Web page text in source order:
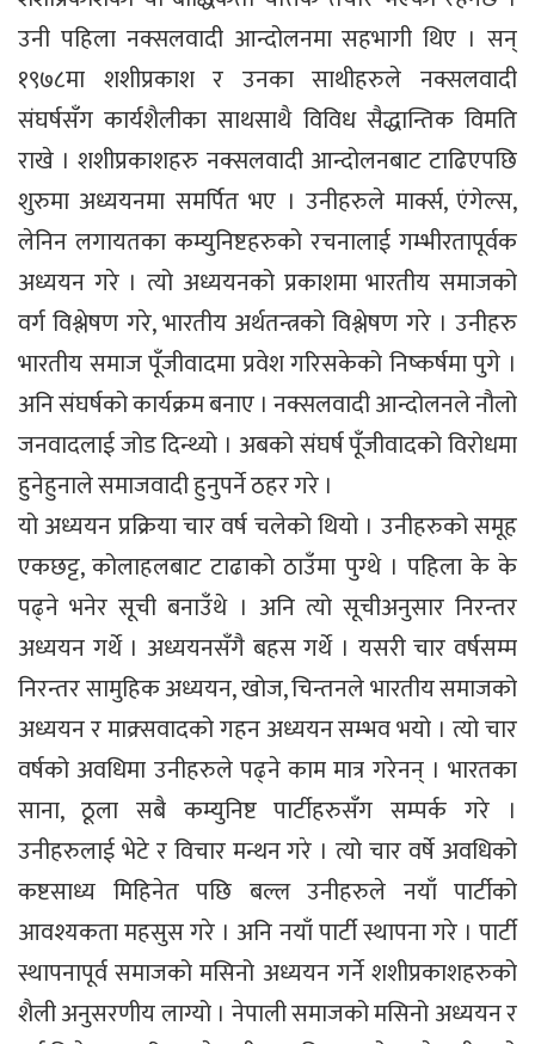
उनी पहिला नक्सलवादी आन्दोलनमा सहभागी थिए । सन्
१९७८मा शशीप्रकाश र उनका साथीहरुले नक्सलवादी
संघर्षसँग कार्यशैलीका साथसाथै विविध सैद्धान्तिक विमति
राखे । शशीप्रकाशहरु नक्सलवादी आन्दोलनबाट टाढिएपछि
शुरुमा अध्ययनमा समर्पित भए । उनीहरुले मार्क्स, एंगेल्स,
लेनिन लगायतका कम्युनिष्टहरुको रचनालाई गम्भीरतापूर्वक
अध्ययन गरे । त्यो अध्ययनको प्रकाशमा भारतीय समाजको
वर्ग विश्लेषण गरे, भारतीय अर्थतन्त्रको विश्लेषण गरे । उनीहरु
भारतीय समाज पूँजीवादमा प्रवेश गरिसकेको निष्कर्षमा पुगे ।
अनि संघर्षको कार्यक्रम बनाए । नक्सलवादी आन्दोलनले नौलो
जनवादलाई जोड दिन्थ्यो । अबको संघर्ष पूँजीवादको विरोधमा
हुनेहुनाले समाजवादी हुनुपर्ने ठहर गरे ।
यो अध्ययन प्रक्रिया चार वर्ष चलेको थियो । उनीहरुको समूह
एकछट्ट, कोलाहलबाट टाढाको ठाउँमा पुग्थे । पहिला के के
पढ्ने भनेर सूची बनाउँथे । अनि त्यो सूचीअनुसार निरन्तर
अध्ययन गर्थे । अध्ययनसँगै बहस गर्थे । यसरी चार वर्षसम्म
निरन्तर सामुहिक अध्ययन, खोज, चिन्तनले भारतीय समाजको
अध्ययन र माक्र्सवादको गहन अध्ययन सम्भव भयो । त्यो चार
वर्षको अवधिमा उनीहरुले पढ्ने काम मात्र गरेनन् । भारतका
साना, ठूला सबै कम्युनिष्ट पार्टीहरुसँग सम्पर्क गरे ।
उनीहरुलाई भेटे र विचार मन्थन गरे । त्यो चार वर्षे अवधिको
कष्टसाध्य मिहिनेत पछि बल्ल उनीहरुले नयाँ पार्टीको
आवश्यकता महसुस गरे । अनि नयाँ पार्टी स्थापना गरे । पार्टी
स्थापनापूर्व समाजको मसिनो अध्ययन गर्ने शशीप्रकाशहरुको
शैली अनुसरणीय लाग्यो । नेपाली समाजको मसिनो अध्ययन र